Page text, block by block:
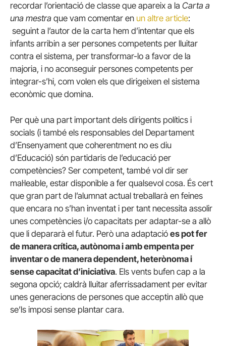
recordar l’orientació de classe que apareix a la Carta a
una mestra que vam comentar en un altre article:
seguint a l’autor de la carta hem d’intentar que els
infants arribin a ser persones competents per lluitar
contra el sistema, per transformar-lo a favor de la
majoria, i no aconseguir persones competents per
integrar-s’hi, com volen els que dirigeixen el sistema
econòmic que domina.
Per què una part important dels dirigents polítics i
socials (i també els responsables del Departament
d’Ensenyament que coherentment no es diu
d’Educació) són partidaris de l’educació per
competències? Ser competent, també vol dir ser
mal·leable, estar disponible a fer qualsevol cosa. És cert
que gran part de l’alumnat actual treballarà en feines
que encara no s’han inventat i per tant necessita assolir
unes competències i/o capacitats per adaptar-se a allò
que li depararà el futur. Però una adaptació es pot fer
de manera crítica, autònoma i amb empenta per
inventar o de manera dependent, heterònoma i
sense capacitat d’iniciativa. Els vents bufen cap a la
segona opció; caldrà lluitar aferrissadament per evitar
unes generacions de persones que acceptin allò que
se’ls imposi sense plantar cara.